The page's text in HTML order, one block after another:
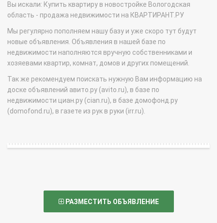
Вы искали: Купить квартиру в новостройке Вологодская
область - продажа недвижимости на КВАРТИРАНТ.РУ
Мы регулярно пополняем нашу базу и уже скоро тут будут
новые объявления. Объявления в нашей базе по
недвижимости наполняются вручную собственниками и
хозяевами квартир, комнат, домов и других помещений.
Так же рекомендуем поискать нужную Вам информацию на
доске объявлений авито.ру (avito.ru), в базе по
недвижимости циан.ру (cian.ru), в базе домофонд.ру
(domofond.ru), в газете из рук в руки (irr.ru).
РАЗМЕСТИТЬ ОБЪЯВЛЕНИЕ